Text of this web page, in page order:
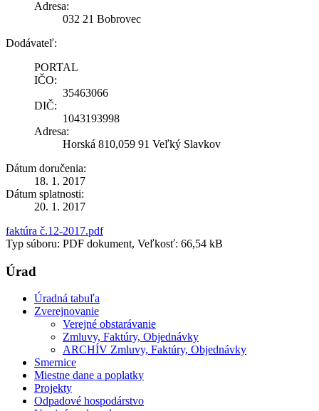
Adresa:
032 21 Bobrovec
Dodávateľ:
PORTAL
IČO:
35463066
DIČ:
1043193998
Adresa:
Horská 810,059 91 Veľký Slavkov
Dátum doručenia:
18. 1. 2017
Dátum splatnosti:
20. 1. 2017
faktúra č.12-2017.pdf
Typ súboru: PDF dokument, Veľkosť: 66,54 kB
Úrad
Úradná tabuľa
Zverejnovanie
Verejné obstarávanie
Zmluvy, Faktúry, Objednávky
ARCHÍV Zmluvy, Faktúry, Objednávky
Smernice
Miestne dane a poplatky
Projekty
Odpadové hospodárstvo